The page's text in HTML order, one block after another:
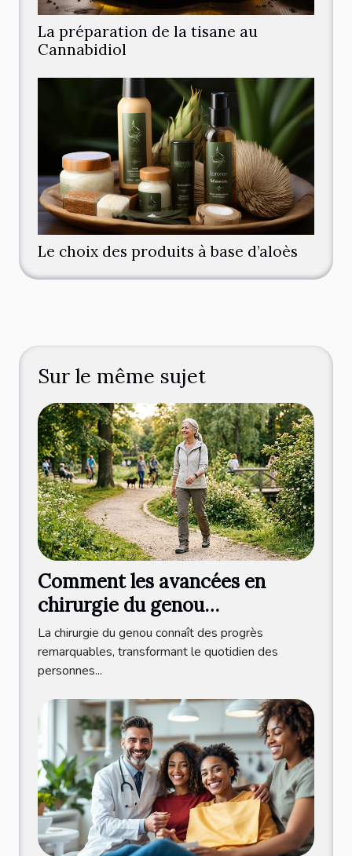
La préparation de la tisane au
Cannabidiol
Le choix des produits à base d’aloès
Sur le même sujet
Comment les avancées en
chirurgie du genou
améliorent-elles la qualité de
vie ?
La chirurgie du genou connaît des progrès
remarquables, transformant le quotidien des
personnes...